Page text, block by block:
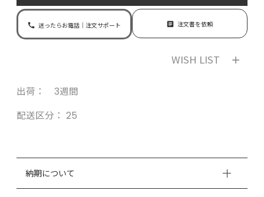
迷ったらお電話｜注文サポート 注文書を依頼
WISH LIST
出荷： 3週間
配送区分： 25
納期について